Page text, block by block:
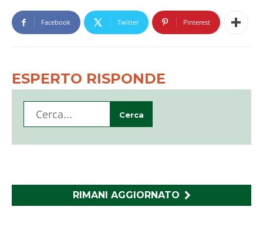
Facebook Twitter Pinterest
ESPERTO RISPONDE
RIMANI AGGIORNATO